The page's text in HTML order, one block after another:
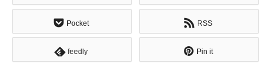
Pocket RSS
feedly Pin it